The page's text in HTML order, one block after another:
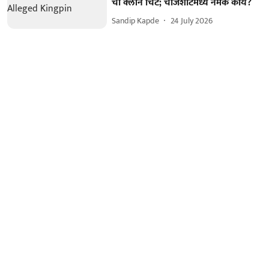
Sandip Kapde 24 July 2026